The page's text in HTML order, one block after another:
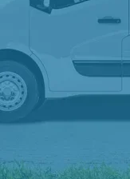
Infinity –